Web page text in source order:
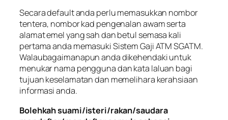
Secara default anda perlu memasukkan nombor
tentera, nombor kad pengenalan awam serta
alamat emel yang sah dan betul semasa kali
pertama anda memasuki Sistem Gaji ATM SGATM.
Walaubagaimanapun anda dikehendaki untuk
menukar nama pengguna dan kata laluan bagi
tujuan keselamatan dan memelihara kerahsiaan
informasi anda.
Bolehkah suami/isteri/rakan/saudara